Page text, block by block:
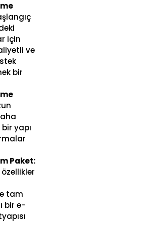
için
ve
bir
yapı
Paket:
tam
bir e-